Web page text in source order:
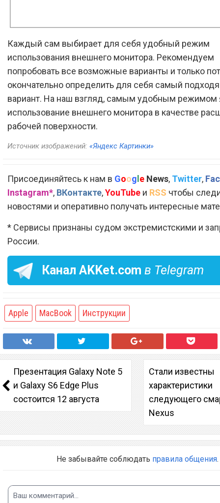
Каждый сам выбирает для себя удобный режим
использования внешнего монитора. Рекомендуем
попробовать все возможные варианты и только
окончательно определить для себя самый
вариант. На наш взгляд, самым удобным режимом
использование внешнего монитора в качестве
рабочей поверхности.
Источник изображений: «Яндекс Картинки»
Присоединяйтесь к нам в Goog e News, Twitter,
Instagram*, ВКонтакте,YouTube и RSS чтобы
новостями и оперативно получать интересные
* Сервисы признаны судом экстремистскими и
России.
Канал AKKet.com в Telegram
Apple MacBook Инструкции
Презентация Galaxy Note 5
и Galaxy S6 Edge Plus
состоится 12 августа
Стали известны
характеристики
следующего
Nexus
Не забывайте соблюдать правила общения.